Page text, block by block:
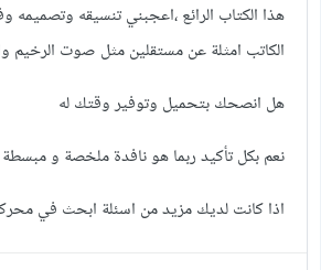
هذا الكتاب الرائع ،اعجبني تنسيقه وتصميمه
الكاتب امثلة عن مستقلين مثل صوت الرخيم
هل انصحك بتحميل وتوفير وقتك له
نعم بكل تأكيد ربما هو نافدة ملخصة و
اذا كانت لديك مزيد من اسئلة ابحث في